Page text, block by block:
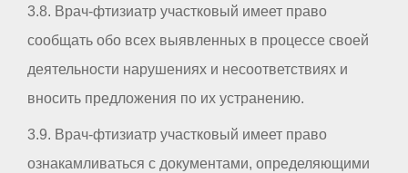
3.8. Врач-фтизиатр участковый имеет право
сообщать обо всех выявленных в процессе своей
деятельности нарушениях и несоответствиях и
вносить предложения по их устранению.
3.9. Врач-фтизиатр участковый имеет право
ознакамливаться с документами, определяющими